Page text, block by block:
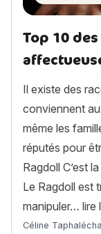
Top 10
Il existe des
conviennent
même les
réputés pour
Ragdoll C’est
Le Ragdoll est
manipuler… lire
Article rédigé par
Céline